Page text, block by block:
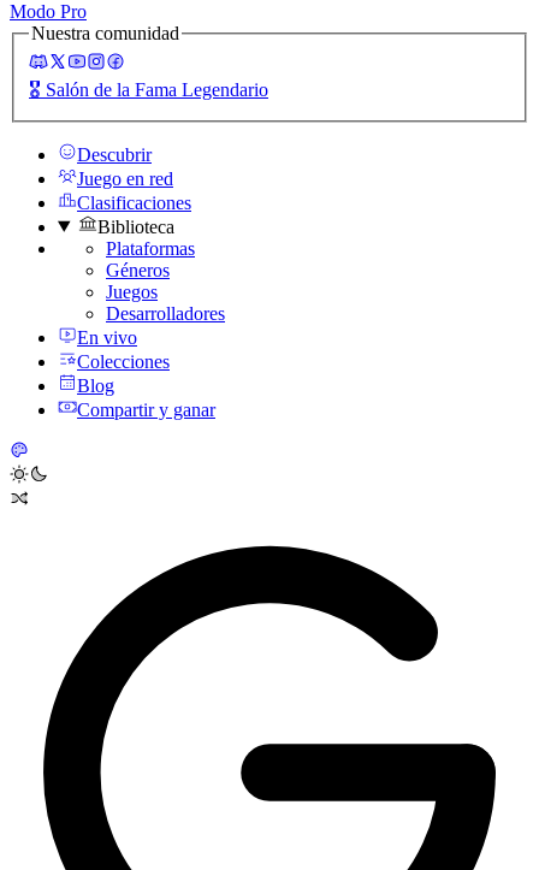
Modo Pro
Nuestra comunidad
🎖️ Salón de la Fama Legendario
Descubrir
Juego en red
Clasificaciones
Biblioteca
Plataformas
Géneros
Juegos
Desarrolladores
En vivo
Colecciones
Blog
Compartir y ganar